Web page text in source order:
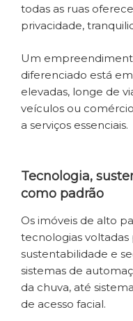
todas as ruas
privacidade,
Um
diferenciado está
elevadas, longe de
veículos ou
a serviços essenciais.
Tecnologia,
como padrão
Os imóveis de alto
tecnologias
sustentabilidade e
sistemas de
da chuva, até
de acesso facial.